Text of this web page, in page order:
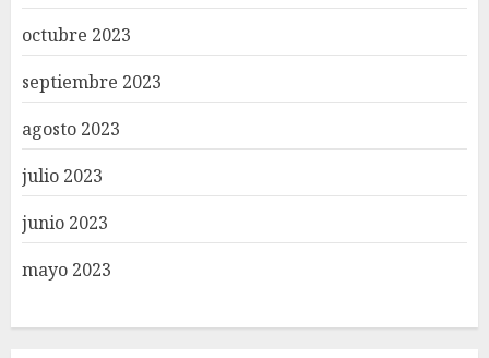
octubre 2023
septiembre 2023
agosto 2023
julio 2023
junio 2023
mayo 2023